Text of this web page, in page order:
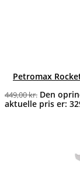
Petromax
449,00kr. Den
aktuelle pris er: